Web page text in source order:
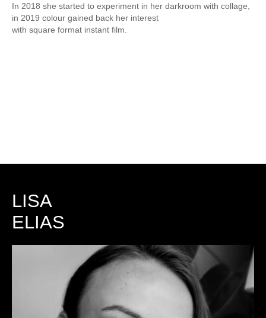
In 2018 she started to experiment in her darkroom with collage,
in 2019 colour gained back her interest
with square format instant film.
LISA
ELIAS